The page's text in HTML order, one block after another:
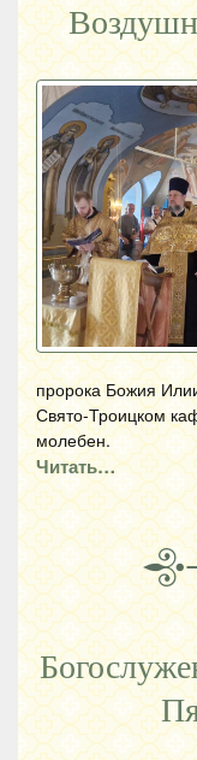
пророка Божия
Свято-Троицком
молебен.
Читать…